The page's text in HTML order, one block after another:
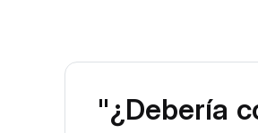
"¿Debería